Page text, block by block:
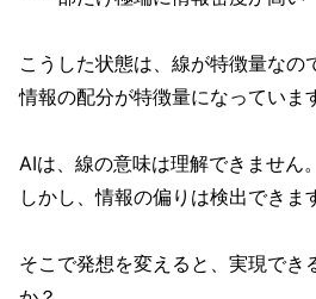
こうした状態は、線が特徴量なの
情報の配分が特徴量になっていま
AIは、線の意味は理解できません。
しかし、情報の偏りは検出できま
そこで発想を変えると、実現でき